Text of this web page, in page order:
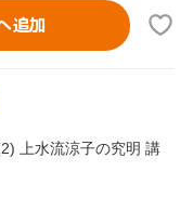
追加
上水流涼子の究明 講